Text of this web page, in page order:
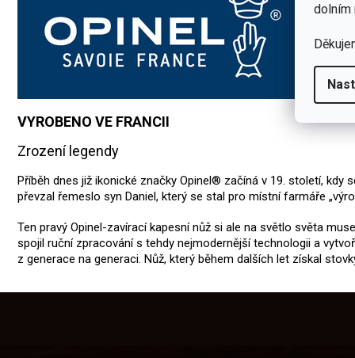
dolním
VYROBENO VE FRANCII
Zrození legendy
Příběh dnes již ikonické značky Opinel® začíná v 19. století,
převzal řemeslo syn Daniel, který se stal pro místní farmáře
Ten pravý Opinel-zavírací kapesní nůž si ale na světlo světa
spojil ruční zpracování s tehdy nejmodernější technologii a
z generace na generaci. Nůž, který během dalších let získal